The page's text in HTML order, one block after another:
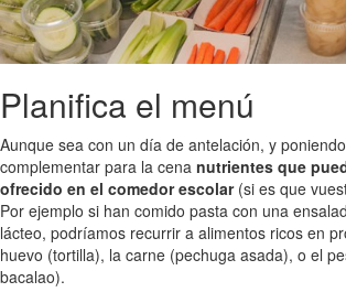
Planifica el menú
Aunque sea con un día de antelación, y
complementar para la cena nutrientes que
ofrecido en el comedor escolar(si es que
Por ejemplo si han comido pasta con una
lácteo, podríamos recurrir a alimentos ricos en
huevo (tortilla), la carne (pechuga asada), o el
bacalao).